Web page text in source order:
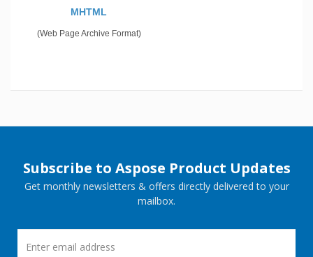
MHTML
(Web Page Archive Format)
Subscribe to Aspose Product Updates
Get monthly newsletters & offers directly delivered to your
mailbox.